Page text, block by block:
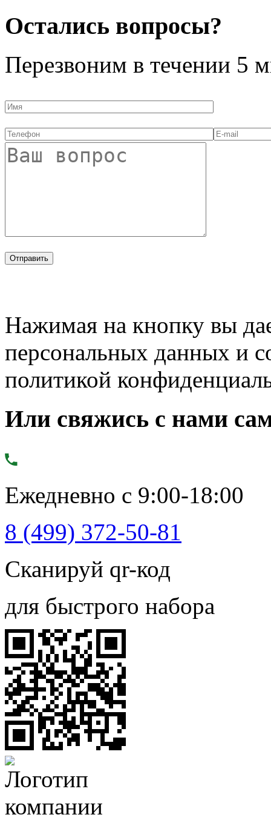
Остались вопросы?
Перезвоним в течении 5
Нажимая на кнопку вы
персональных данных и
политикой
Или свяжись с нами
Ежедневно с 9:00-18:00
8 (499) 372-50-81
Сканируй qr-код
для быстрого набора